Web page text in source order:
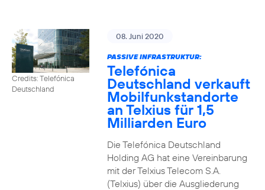
Credits: Telefónica
Deutschland
08. Juni 2020
PASSIVE INFRASTRUKTUR:
Telefónica
Deutschland verkauft
Mobilfunkstandorte
an Telxius für 1,5
Milliarden Euro
Die Telefónica Deutschland
Holding AG hat eine Vereinbarung
mit der Telxius Telecom S.A.
(Telxius) über die Ausgliederung